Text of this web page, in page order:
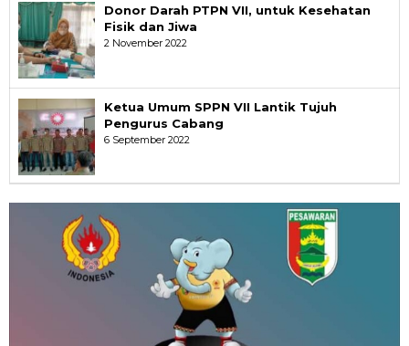
Donor Darah PTPN VII, untuk Kesehatan
Fisik dan Jiwa
2 November 2022
Ketua Umum SPPN VII Lantik Tujuh
Pengurus Cabang
6 September 2022